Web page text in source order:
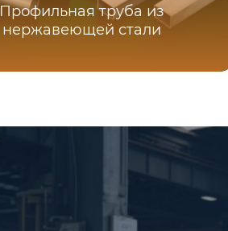
Профильная труба из
нержавеющей стали